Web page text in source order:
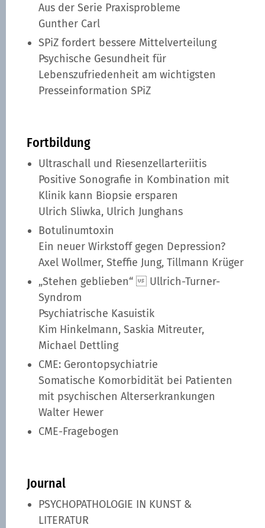
Aus der Serie Praxisprobleme
Gunther Carl
SPiZ fordert bessere Mittelverteilung
Psychische Gesundheit für
Lebenszufriedenheit am wichtigsten
Presseinformation SPiZ
Fortbildung
Ultraschall und Riesenzellarteriitis
Positive Sonografie in Kombination mit
Klinik kann Biopsie ersparen
Ulrich Sliwka, Ulrich Junghans
Botulinumtoxin
Ein neuer Wirkstoff gegen Depression?
Axel Wollmer, Steffie Jung, Tillmann Krüger
„Stehen geblieben“  Ullrich-Turner-
Syndrom
Psychiatrische Kasuistik
Kim Hinkelmann, Saskia Mitreuter,
Michael Dettling
CME: Gerontopsychiatrie
Somatische Komorbidität bei Patienten
mit psychischen Alterserkrankungen
Walter Hewer
CME-Fragebogen
Journal
PSYCHOPATHOLOGIE IN KUNST &
LITERATUR